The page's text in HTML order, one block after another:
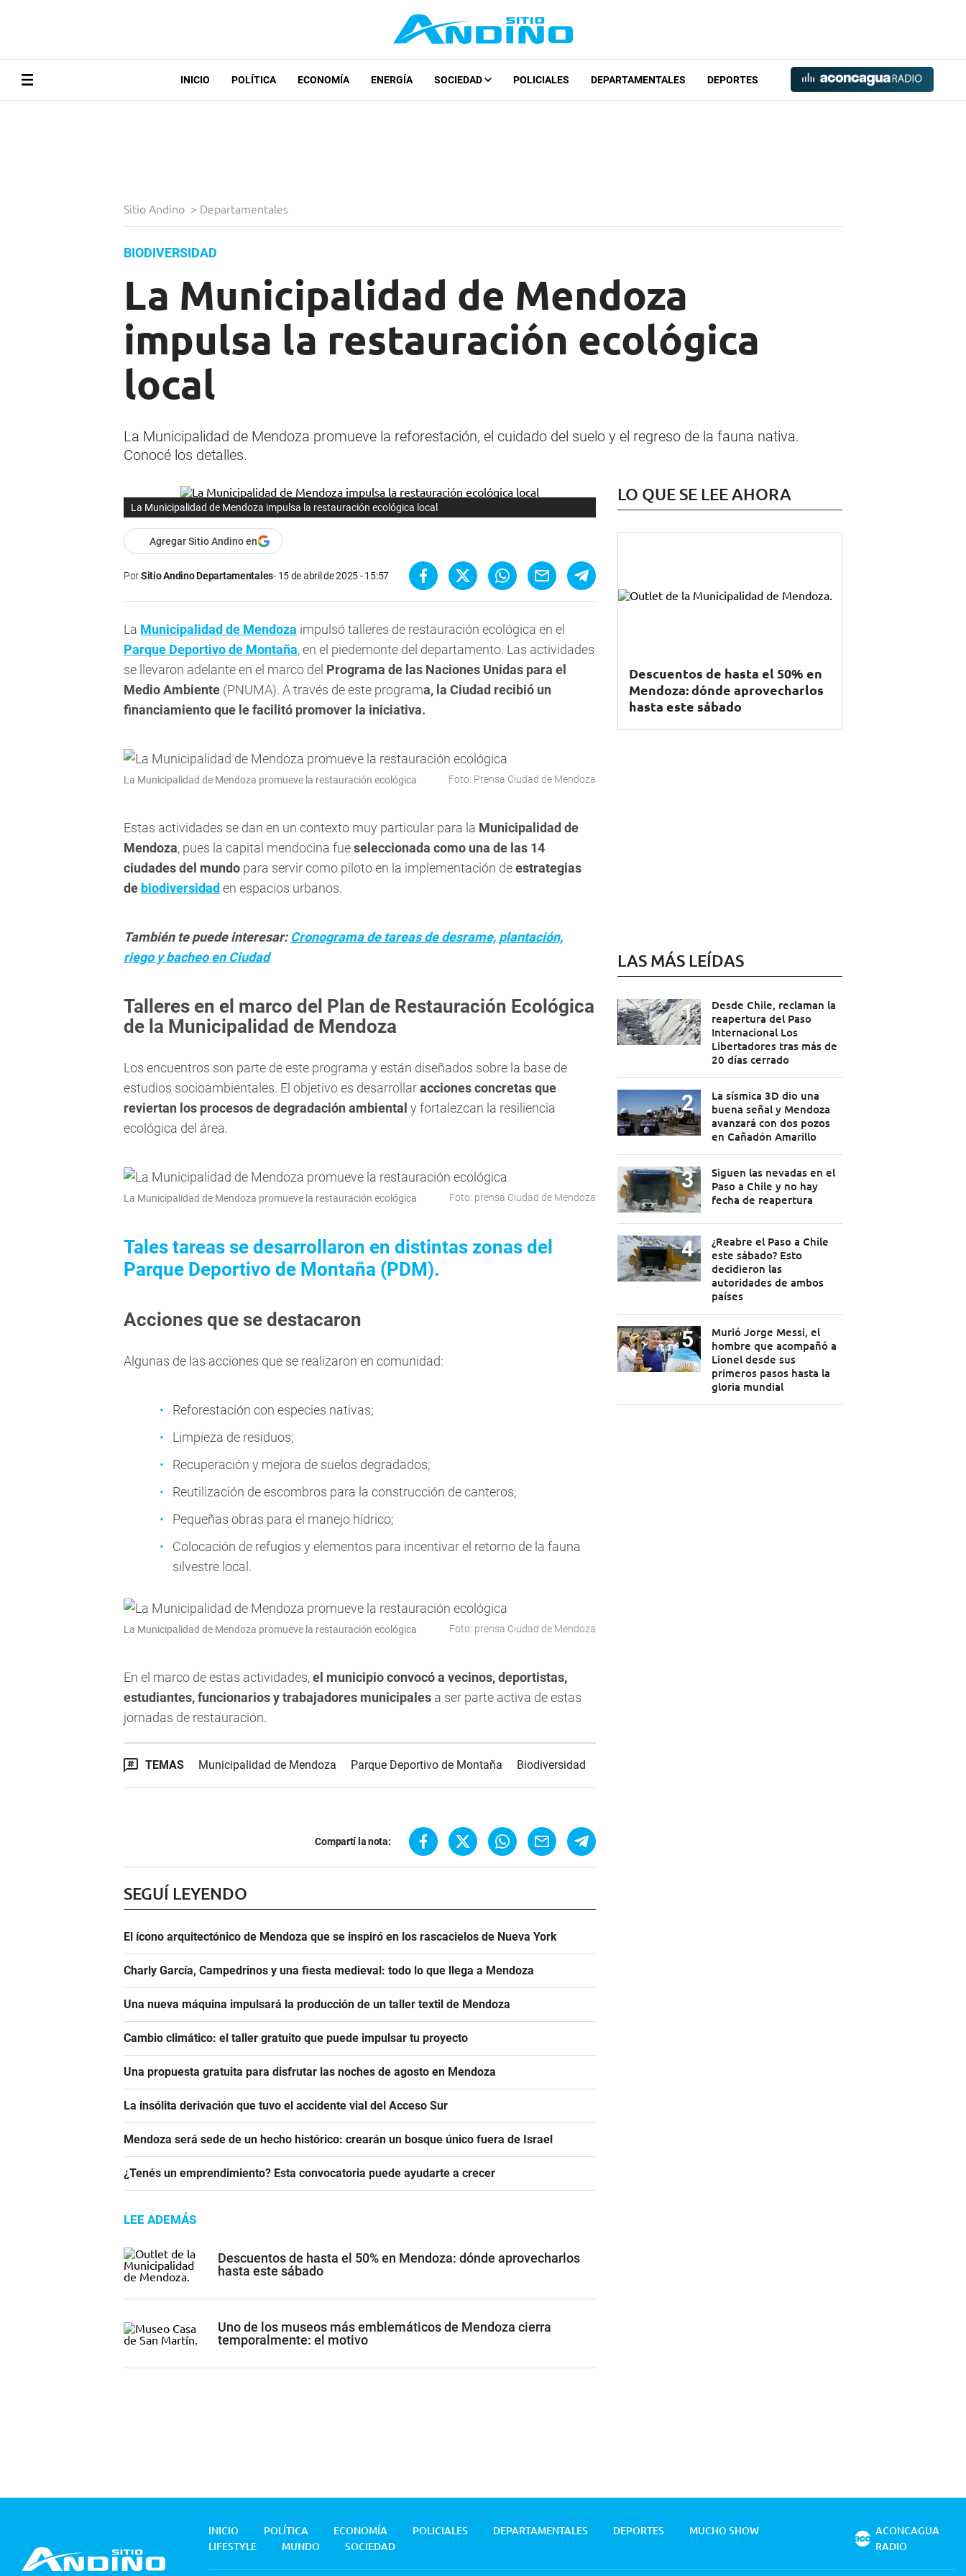
INICIO POLÍTICA ECONOMÍA ENERGÍA SOCIEDAD POLICIALES DEPARTAMENTALES DEPORTES
Sitio Andino > Departamentales
BIODIVERSIDAD
La Municipalidad de Mendoza
impulsa la restauración ecológica
local
La Municipalidad de Mendoza promueve la reforestación, el cuidado del suelo y el regreso de la fauna nativa.
Conocé los detalles.
La Municipalidad de Mendoza impulsa la restauración ecológica local
Agregar Sitio Andino en
PorSitio Andino Departamentales 15 de abril de 2025 - 15:57
La Municipalidad de Mendoza impulsó talleres de restauración ecológica en el
Parque Deportivo de Montaña, en el piedemonte del departamento. Las actividades
se llevaron adelante en el marco del Programa de las Naciones Unidas para el
Medio Ambiente (PNUMA). A través de este programa, la Ciudad recibió un
financiamiento que le facilitó promover la iniciativa.
La Municipalidad de Mendoza promueve la restauración ecológica Foto: Prensa Ciudad de Mendoza
Estas actividades se dan en un contexto muy particular para la Municipalidad de
Mendoza, pues la capital mendocina fueseleccionada como una de las 14
ciudades del mundo para servir como piloto en la implementación deestrategias
de biodiversidad en espacios urbanos.
También te puede interesar: Cronograma de tareas de desrame, plantación,
riego y bacheo en Ciudad
Talleres en el marco del Plan de Restauración Ecológica
de la Municipalidad de Mendoza
Los encuentros son parte de este programa y están diseñados sobre la base de
estudios socioambientales. El objetivo es desarrollaracciones concretas que
reviertan los procesos de degradación ambiental y fortalezcan la resiliencia
ecológica del área.
La Municipalidad de Mendoza promueve la restauración ecológica Foto: prensa Ciudad de Mendoza
Tales tareas se desarrollaron en distintas zonas del
Parque Deportivo de Montaña (PDM).
Acciones que se destacaron
Algunas de las acciones que se realizaron en comunidad:
Reforestación con especies nativas;
Limpieza de residuos;
Recuperación y mejora de suelos degradados;
Reutilización de escombros para la construcción de canteros;
Pequeñas obras para el manejo hídrico;
Colocación de refugios y elementos para incentivar el retorno de la fauna
silvestre local.
La Municipalidad de Mendoza promueve la restauración ecológica Foto: prensa Ciudad de Mendoza
En el marco de estas actividades,el municipio convocó a vecinos, deportistas,
estudiantes, funcionarios y trabajadores municipales a ser parte activa de estas
jornadas de restauración.
TEMAS Municipalidad de Mendoza Parque Deportivo de Montaña Biodiversidad
Compartí la nota:
SEGUÍ LEYENDO
El ícono arquitectónico de Mendoza que se inspiró en los rascacielos de Nueva York
Charly García, Campedrinos y una fiesta medieval: todo lo que llega a Mendoza
Una nueva máquina impulsará la producción de un taller textil de Mendoza
Cambio climático: el taller gratuito que puede impulsar tu proyecto
Una propuesta gratuita para disfrutar las noches de agosto en Mendoza
La insólita derivación que tuvo el accidente vial del Acceso Sur
Mendoza será sede de un hecho histórico: crearán un bosque único fuera de Israel
¿Tenés un emprendimiento? Esta convocatoria puede ayudarte a crecer
LEE ADEMÁS
Descuentos de hasta el 50% en Mendoza: dónde aprovecharlos
hasta este sábado
Uno de los museos más emblemáticos de Mendoza cierra
temporalmente: el motivo
LO QUE SE LEE AHORA
Descuentos de hasta el 50% en
Mendoza: dónde aprovecharlos
hasta este sábado
LAS MÁS LEÍDAS
Desde Chile, reclaman la
reapertura del Paso
Internacional Los
Libertadores tras más de
20 días cerrado
La sísmica 3D dio una
buena señal y Mendoza
avanzará con dos pozos
en Cañadón Amarillo
Siguen las nevadas en el
Paso a Chile y no hay
fecha de reapertura
¿Reabre el Paso a Chile
este sábado? Esto
decidieron las
autoridades de ambos
países
Murió Jorge Messi, el
hombre que acompañó a
Lionel desde sus
primeros pasos hasta la
gloria mundial
INICIO POLÍTICA ECONOMÍA POLICIALES DEPARTAMENTALES DEPORTES
MUCHO SHOW
LIFESTYLE
MUNDO SOCIEDAD
ACONCAGUA
RADIO